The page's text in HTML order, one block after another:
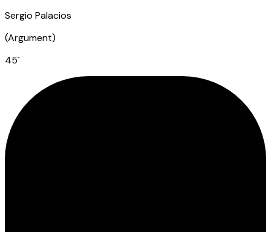
Sergio Palacios
(Argument)
45`